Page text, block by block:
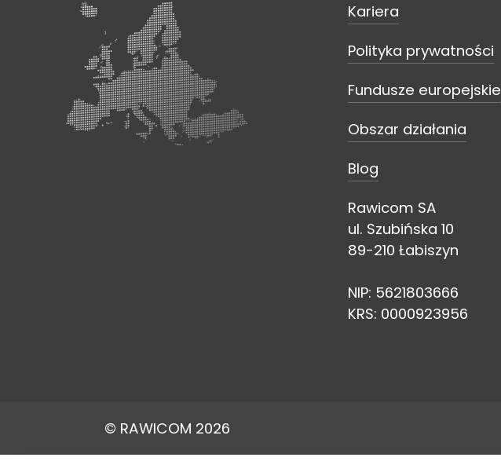
Kariera
Polityka prywatności
Fundusze europejskie
Obszar działania
Blog
Rawicom SA
ul. Szubińska 10
89-210 Łabiszyn
NIP: 5621803666
KRS: 0000923956
© RAWICOM 2026